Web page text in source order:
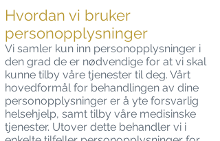
Hvordan vi bruker
personopplysninger
Vi samler kun inn personopplysninger i
den grad de er nødvendige for at vi skal
kunne tilby våre tjenester til deg. Vårt
hovedformål for behandlingen av dine
personopplysninger er å yte forsvarlig
helsehjelp, samt tilby våre medisinske
tjenester. Utover dette behandler vi i